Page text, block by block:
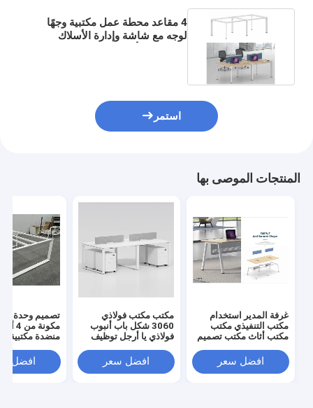
4 مقاعد محطة عمل مكتبية وجهًا
لوجه مع شاشة وإدارة الأسلاك
استمر
المنتجات الموصى بها
غرفة المدير استخدام
مكتب التنفيذي مكتب
مكتب أثاث مكتب تصميم
افضل سعر
مكتب مكتب فولاذي
3060 شكل باب أنبوب
فولاذي يا أرجل توظيف
افضل سعر
تصميم وحدة
منضدة مكتبية
لون أبيضافضل